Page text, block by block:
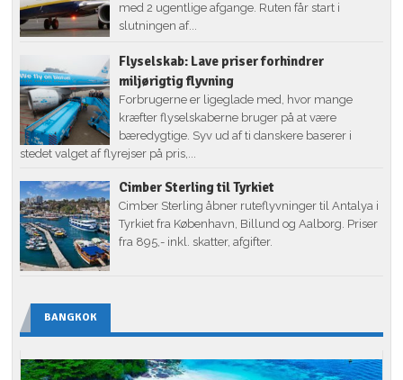
med 2 ugentlige afgange. Ruten får start i
slutningen af...
Flyselskab: Lave priser forhindrer
miljørigtig flyvning
Forbrugerne er ligeglade med, hvor mange
kræfter flyselskaberne bruger på at være
bæredygtige. Syv ud af ti danskere baserer i
stedet valget af flyrejser på pris,...
Cimber Sterling til Tyrkiet
Cimber Sterling åbner ruteflyvninger til Antalya i
Tyrkiet fra København, Billund og Aalborg. Priser
fra 895,- inkl. skatter, afgifter.
BANGKOK